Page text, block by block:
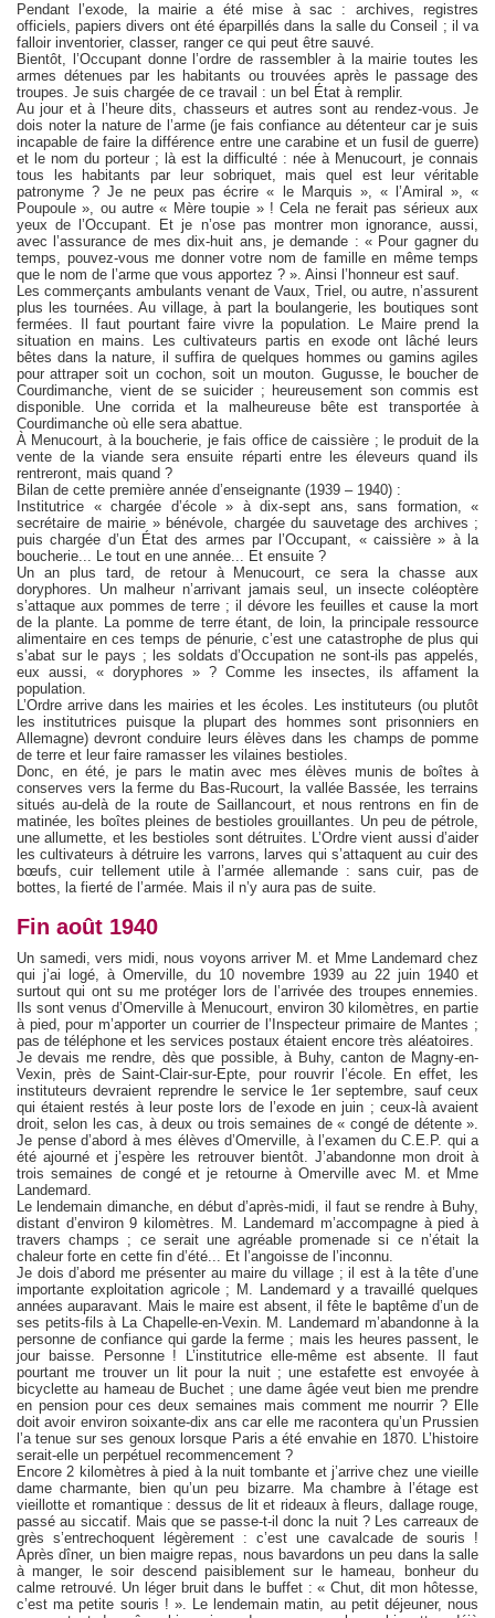
Pendant l’exode, la mairie a été mise à sac : archives, registres
officiels, papiers divers ont été éparpillés dans la salle du Conseil ; il va
falloir inventorier, classer, ranger ce qui peut être sauvé.
Bientôt, l’Occupant donne l’ordre de rassembler à la mairie toutes les
armes détenues par les habitants ou trouvées après le passage des
troupes. Je suis chargée de ce travail : un bel État à remplir.
Au jour et à l’heure dits, chasseurs et autres sont au rendez-vous. Je
dois noter la nature de l’arme (je fais confiance au détenteur car je suis
incapable de faire la différence entre une carabine et un fusil de guerre)
et le nom du porteur ; là est la difficulté : née à Menucourt, je connais
tous les habitants par leur sobriquet, mais quel est leur véritable
patronyme ? Je ne peux pas écrire « le Marquis », « l’Amiral », «
Poupoule », ou autre « Mère toupie » ! Cela ne ferait pas sérieux aux
yeux de l’Occupant. Et je n’ose pas montrer mon ignorance, aussi,
avec l’assurance de mes dix-huit ans, je demande : « Pour gagner du
temps, pouvez-vous me donner votre nom de famille en même temps
que le nom de l’arme que vous apportez ? ». Ainsi l’honneur est sauf.
Les commerçants ambulants venant de Vaux, Triel, ou autre, n’assurent
plus les tournées. Au village, à part la boulangerie, les boutiques sont
fermées. Il faut pourtant faire vivre la population. Le Maire prend la
situation en mains. Les cultivateurs partis en exode ont lâché leurs
bêtes dans la nature, il suffira de quelques hommes ou gamins agiles
pour attraper soit un cochon, soit un mouton. Gugusse, le boucher de
Courdimanche, vient de se suicider ; heureusement son commis est
disponible. Une corrida et la malheureuse bête est transportée à
Courdimanche où elle sera abattue.
À Menucourt, à la boucherie, je fais office de caissière ; le produit de la
vente de la viande sera ensuite réparti entre les éleveurs quand ils
rentreront, mais quand ?
Bilan de cette première année d’enseignante (1939 – 1940) :
Institutrice « chargée d’école » à dix-sept ans, sans formation, «
secrétaire de mairie » bénévole, chargée du sauvetage des archives ;
puis chargée d’un État des armes par l’Occupant, « caissière » à la
boucherie... Le tout en une année... Et ensuite ?
Un an plus tard, de retour à Menucourt, ce sera la chasse aux
doryphores. Un malheur n’arrivant jamais seul, un insecte coléoptère
s’attaque aux pommes de terre ; il dévore les feuilles et cause la mort
de la plante. La pomme de terre étant, de loin, la principale ressource
alimentaire en ces temps de pénurie, c’est une catastrophe de plus qui
s’abat sur le pays ; les soldats d’Occupation ne sont-ils pas appelés,
eux aussi, « doryphores » ? Comme les insectes, ils affament la
population.
L’Ordre arrive dans les mairies et les écoles. Les instituteurs (ou plutôt
les institutrices puisque la plupart des hommes sont prisonniers en
Allemagne) devront conduire leurs élèves dans les champs de pomme
de terre et leur faire ramasser les vilaines bestioles.
Donc, en été, je pars le matin avec mes élèves munis de boîtes à
conserves vers la ferme du Bas-Rucourt, la vallée Bassée, les terrains
situés au-delà de la route de Saillancourt, et nous rentrons en fin de
matinée, les boîtes pleines de bestioles grouillantes. Un peu de pétrole,
une allumette, et les bestioles sont détruites. L’Ordre vient aussi d’aider
les cultivateurs à détruire les varrons, larves qui s’attaquent au cuir des
bœufs, cuir tellement utile à l’armée allemande : sans cuir, pas de
bottes, la fierté de l’armée. Mais il n’y aura pas de suite.
Fin août 1940
Un samedi, vers midi, nous voyons arriver M. et Mme Landemard chez
qui j’ai logé, à Omerville, du 10 novembre 1939 au 22 juin 1940 et
surtout qui ont su me protéger lors de l’arrivée des troupes ennemies.
Ils sont venus d’Omerville à Menucourt, environ 30 kilomètres, en partie
à pied, pour m’apporter un courrier de l’Inspecteur primaire de Mantes ;
pas de téléphone et les services postaux étaient encore très aléatoires.
Je devais me rendre, dès que possible, à Buhy, canton de Magny-en-
Vexin, près de Saint-Clair-sur-Epte, pour rouvrir l’école. En effet, les
instituteurs devraient reprendre le service le 1er septembre, sauf ceux
qui étaient restés à leur poste lors de l’exode en juin ; ceux-là avaient
droit, selon les cas, à deux ou trois semaines de « congé de détente ».
Je pense d’abord à mes élèves d’Omerville, à l’examen du C.E.P. qui a
été ajourné et j’espère les retrouver bientôt. J’abandonne mon droit à
trois semaines de congé et je retourne à Omerville avec M. et Mme
Landemard.
Le lendemain dimanche, en début d’après-midi, il faut se rendre à Buhy,
distant d’environ 9 kilomètres. M. Landemard m’accompagne à pied à
travers champs ; ce serait une agréable promenade si ce n’était la
chaleur forte en cette fin d’été... Et l’angoisse de l’inconnu.
Je dois d’abord me présenter au maire du village ; il est à la tête d’une
importante exploitation agricole ; M. Landemard y a travaillé quelques
années auparavant. Mais le maire est absent, il fête le baptême d’un de
ses petits-fils à La Chapelle-en-Vexin. M. Landemard m’abandonne à la
personne de confiance qui garde la ferme ; mais les heures passent, le
jour baisse. Personne ! L’institutrice elle-même est absente. Il faut
pourtant me trouver un lit pour la nuit ; une estafette est envoyée à
bicyclette au hameau de Buchet ; une dame âgée veut bien me prendre
en pension pour ces deux semaines mais comment me nourrir ? Elle
doit avoir environ soixante-dix ans car elle me racontera qu’un Prussien
l’a tenue sur ses genoux lorsque Paris a été envahie en 1870. L’histoire
serait-elle un perpétuel recommencement ?
Encore 2 kilomètres à pied à la nuit tombante et j’arrive chez une vieille
dame charmante, bien qu’un peu bizarre. Ma chambre à l’étage est
vieillotte et romantique : dessus de lit et rideaux à fleurs, dallage rouge,
passé au siccatif. Mais que se passe-t-il donc la nuit ? Les carreaux de
grès s’entrechoquent légèrement : c’est une cavalcade de souris !
Après dîner, un bien maigre repas, nous bavardons un peu dans la salle
à manger, le soir descend paisiblement sur le hameau, bonheur du
calme retrouvé. Un léger bruit dans le buffet : « Chut, dit mon hôtesse,
c’est ma petite souris ! ». Le lendemain matin, au petit déjeuner, nous